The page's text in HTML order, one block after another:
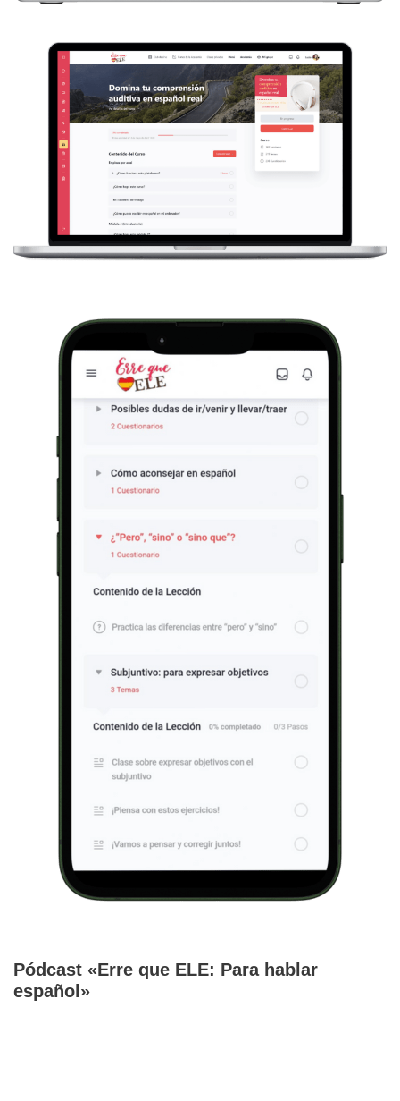
Pódcast «Erre que ELE: Para hablar
español»